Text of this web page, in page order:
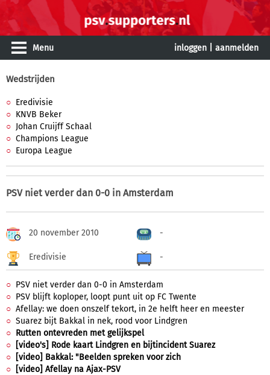
Menu inloggen aanmelden
Wedstrijden
Eredivisie
KNVB Beker
Johan Cruijff Schaal
Champions League
Europa League
PSV niet verder dan 0-0 in Amsterdam
20 november 2010 -
Eredivisie -
PSV niet verder dan 0-0 in Amsterdam
PSV blijft koploper, loopt punt uit op FC Twente
Afellay: we doen onszelf tekort, in 2e helft heer en meester
Suarez bijt Bakkal in nek, rood voor Lindgren
Rutten ontevreden met gelijkspel
[video's] Rode kaart Lindgren en bijtincident Suarez
[video] Bakkal: "Beelden spreken voor zich
[video] Afellay na Ajax-PSV